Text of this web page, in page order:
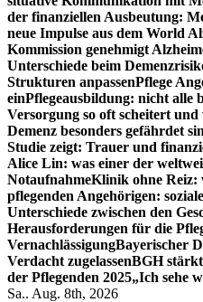
der finanziellen Ausbeutung:
neue Impulse aus dem World
Kommission genehmigt
Unterschiede beim
Strukturen anpassenPflege
einPflegeausbildung: nicht alle
Versorgung so oft scheitert und
Demenz besonders gefährdet
Studie zeigt: Trauer und
Alice Lin: was einer der
NotaufnahmeKlinik ohne Reiz:
pflegenden Angehörigen:
Unterschiede zwischen den
Herausforderungen für die
VernachlässigungBayerischer
Verdacht zugelassenBGH
der Pflegenden 2025„Ich sehe
Sa.. Aug. 8th, 2026